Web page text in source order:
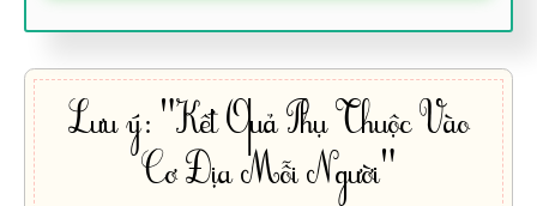
Lưu ý: "Kết Quả Phụ Thuộc Vào
Cơ Địa Mỗi Người"